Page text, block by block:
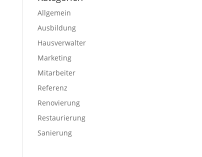
Allgemein
Ausbildung
Hausverwalter
Marketing
Mitarbeiter
Referenz
Renovierung
Restaurierung
Sanierung